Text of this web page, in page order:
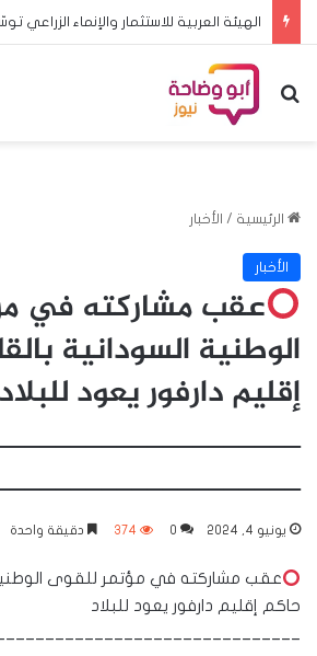
بحث عن
الرئيسية / الأخبار
الأخبار
عقب مشاركته في
الوطنية السودانية
إقليم دارفور يعود للبلاد
يونيو 4, 2024 0
374 دقيقة واحدة
عقب مشاركته في مؤتمر للقوى الوطنية
حاكم إقليم دارفور يعود للبلاد